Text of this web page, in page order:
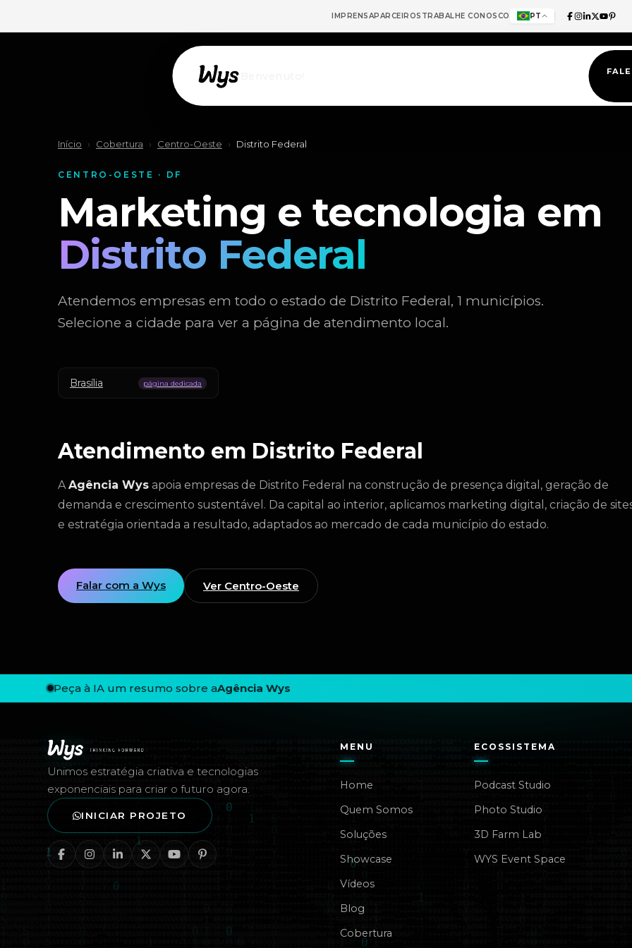
IMPRENSAPARCEIROS TRABALHE CONOSCO PT
Início › Cobertura › Centro-Oeste › Distrito Federal
CENTRO-OESTE · DF
Marketing e tecnologia em
Distrito Federal
Atendemos empresas em todo o estado de Distrito Federal, 1 municípios.
Selecione a cidade para ver a página de atendimento local.
Brasília página dedicada
Atendimento em Distrito Federal
AAgência Wys apoia empresas de Distrito Federal na construção de presença digital, geração de
demanda e crescimento sustentável. Da capital ao interior, aplicamos marketing digital, criação de
e estratégia orientada a resultado, adaptados ao mercado de cada município do estado.
Falar com a Wys Ver Centro-Oeste
Rodapé — Agência Wys
Peça à IA um resumo sobre aAgência Wys
Unimos estratégia criativa e tecnologias
exponenciais para criar o futuro agora.
INICIAR PROJETO
MENU
Home
Quem Somos
Soluções
Showcase
Vídeos
Blog
Cobertura
ECOSSISTEMA
Podcast Studio
Photo Studio
3D Farm Lab
WYS Event Space